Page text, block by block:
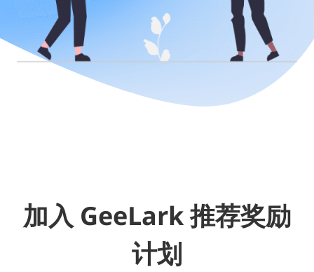
加入 GeeLark 推荐奖励
计划